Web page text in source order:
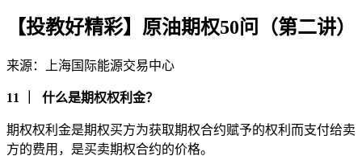
【投教好精彩】原油期权50问（第二讲）
来源：上海国际能源交易中心
11 ｜ 什么是期权权利金？
期权权利金是期权买方为获取期权合约赋予的权利而支付给卖
方的费用，是买卖期权合约的价格。